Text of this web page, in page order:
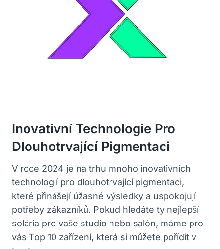
Inovativní Technologie Pro
Dlouhotrvající Pigmentaci
V roce 2024 je na trhu mnoho inovativních
technologií pro dlouhotrvající pigmentaci,
které přinášejí úžasné výsledky a uspokojují
potřeby zákazníků. Pokud hledáte ty nejlepší
solária pro vaše studio nebo salón, máme pro
vás Top 10 zařízení, která si můžete pořídit v